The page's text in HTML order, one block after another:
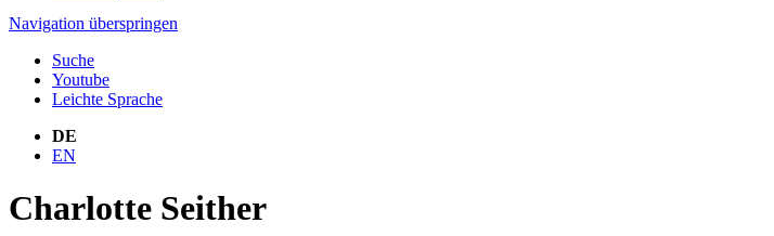
Navigation überspringen
Suche
Youtube
Leichte Sprache
DE
EN
Charlotte Seither